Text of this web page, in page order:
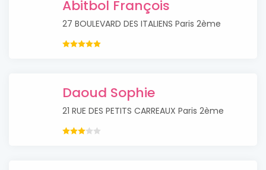
Abitbol François
27 BOULEVARD DES ITALIENS Paris 2ème
Daoud Sophie
21 RUE DES PETITS CARREAUX Paris 2ème